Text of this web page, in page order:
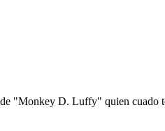
"Monkey D. Luffy" quien